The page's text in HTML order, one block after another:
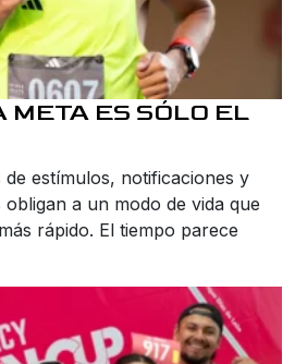
META ES SÓLO EL
de estímulos, notificaciones y
a un modo de vida que
rápido. El tiempo parece